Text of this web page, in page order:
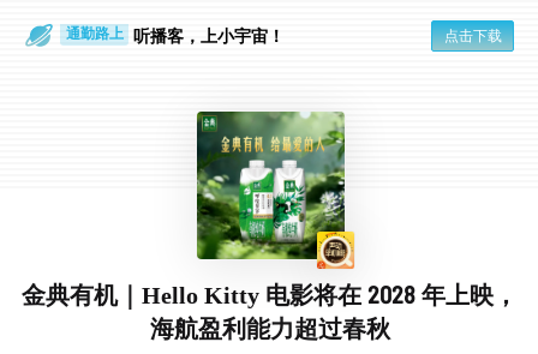
通勤路上 听播客，上小宇宙！ 点击下载
金典有机｜Hello Kitty 电影将在 2028 年上映，
海航盈利能力超过春秋